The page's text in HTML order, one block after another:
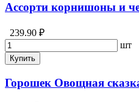
Ассорти корнишоны и
239.90 ₽
шт
Купить
Горошек Овощная